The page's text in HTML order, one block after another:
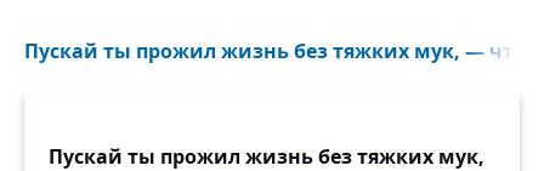
Пускай ты прожил жизнь без тяжких мук, — что
Пускай ты прожил жизнь без тяжких мук,